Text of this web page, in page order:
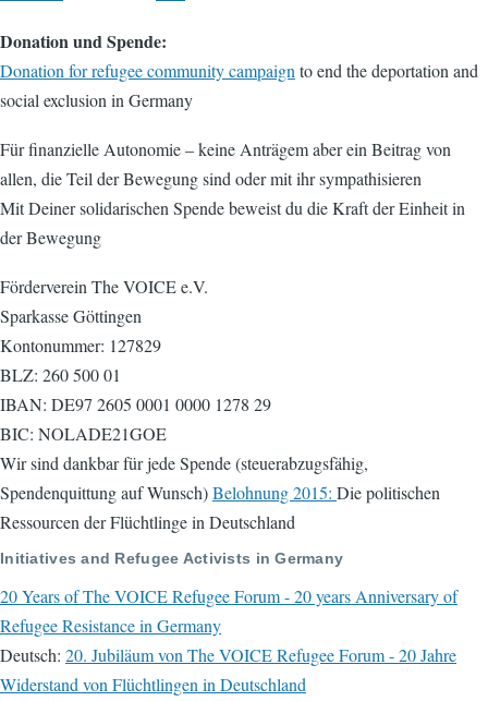
Donation und Spende:
Donation for refugee community campaign to end the deportation and
social exclusion in Germany
Für finanzielle Autonomie – keine Anträgem aber ein Beitrag von
allen, die Teil der Bewegung sind oder mit ihr sympathisieren
Mit Deiner solidarischen Spende beweist du die Kraft der Einheit in
der Bewegung
Förderverein The VOICE e.V.
Sparkasse Göttingen
Kontonummer: 127829
BLZ: 260 500 01
IBAN: DE97 2605 0001 0000 1278 29
BIC: NOLADE21GOE
Wir sind dankbar für jede Spende (steuerabzugsfähig,
Spendenquittung auf Wunsch)Belohnung 2015: Die politischen
Ressourcen der Flüchtlinge in Deutschland
Initiatives and Refugee Activists in Germany
20 Years of The VOICE Refugee Forum - 20 years Anniversary of
Refugee Resistance in Germany
Deutsch: 20. Jubiläum von The VOICE Refugee Forum - 20 Jahre
Widerstand von Flüchtlingen in Deutschland